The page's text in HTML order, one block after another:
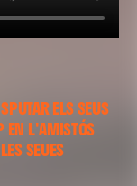
ELS SEUS
EN L'AMISTÓS
SEUES